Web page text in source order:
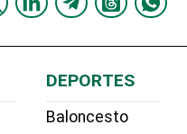
DEPORTES
Baloncesto